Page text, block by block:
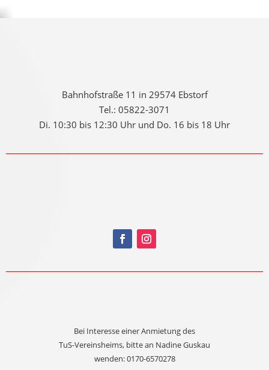
Bahnhofstraße 11 in 29574 Ebstorf
Tel.: 05822-3071
Di. 10:30 bis 12:30 Uhr und Do. 16 bis 18 Uhr
Bei Interesse einer Anmietung des
TuS-Vereinsheims, bitte an Nadine Guskau
wenden: 0170-6570278